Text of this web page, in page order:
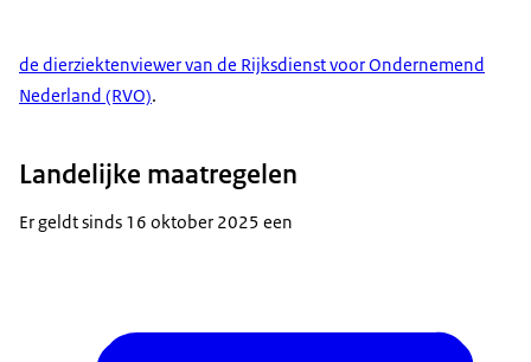
de dierziektenviewer van de Rijksdienst voor Ondernemend
Nederland (RVO).
Landelijke maatregelen
Er geldt sinds 16 oktober 2025 een